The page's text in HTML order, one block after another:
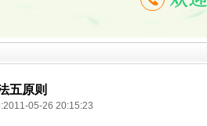
五原则
05-26 20:15:23